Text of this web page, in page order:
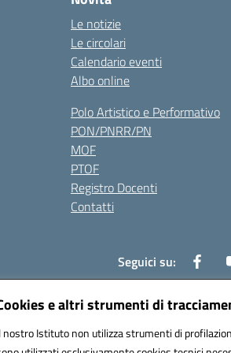
e altri strumenti di
nostro Istituto non utilizza strumenti di
Le notizie
Le circolari
Calendario eventi
Albo online
Polo Artistico e Performativo
PON/PNRR/PN
MOF
PTOF
Registro Docenti
Contatti
Seguici su: